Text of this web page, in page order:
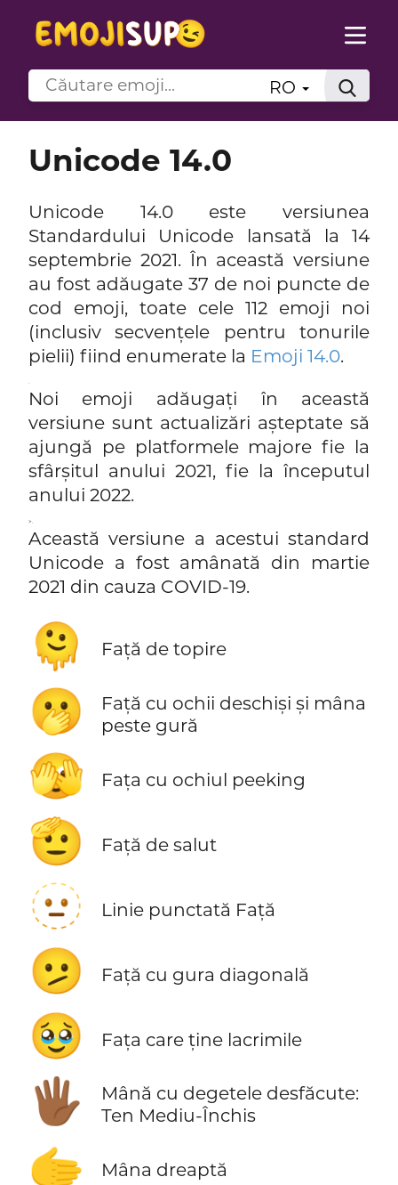
RO
Unicode 14.0
Unicode 14.0 este versiunea
Standardului Unicode lansată la 14
septembrie 2021. În această versiune
au fost adăugate 37 de noi puncte de
cod emoji, toate cele 112 emoji noi
(inclusiv secvențele pentru tonurile
pielii) fiind enumerate la Emoji 14.0.
.
Noi emoji adăugați în această
versiune sunt actualizări așteptate să
ajungă pe platformele majore fie la
sfârșitul anului 2021, fie la începutul
anului 2022.
>.
Această versiune a acestui standard
Unicode a fost amânată din martie
2021 din cauza COVID-19.
🫠 Față de topire
🫢
Față cu ochii deschiși și mâna
peste gură
🫣 Fața cu ochiul peeking
🫡 Față de salut
🫥 Linie punctată Față
🫤 Față cu gura diagonală
🥹 Fața care ține lacrimile
🖐🏾
Mână cu degetele desfăcute:
Ten Mediu-Închis
🫱 Mâna dreaptă